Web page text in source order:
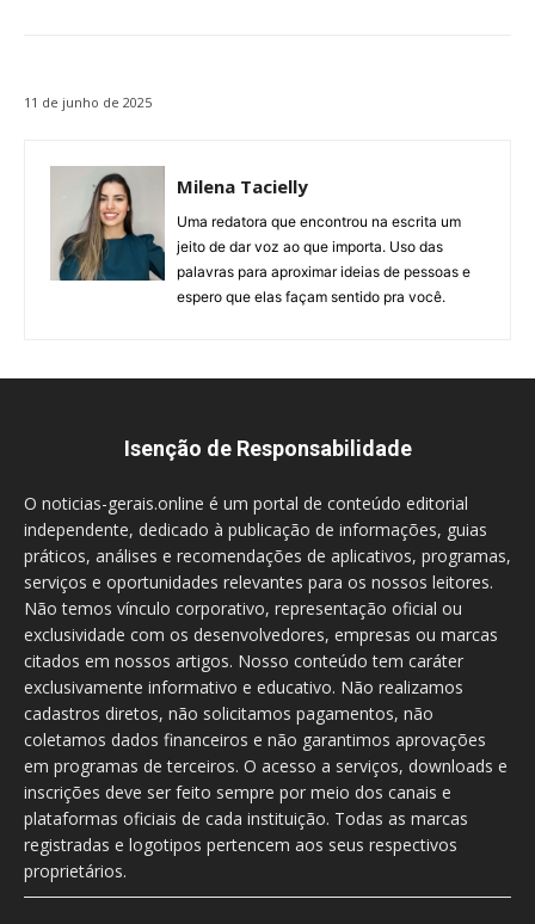
11 de junho de 2025
Milena Tacielly
Uma redatora que encontrou na escrita um
jeito de dar voz ao que importa. Uso das
palavras para aproximar ideias de pessoas e
espero que elas façam sentido pra você.
Isenção de Responsabilidade
O noticias-gerais.online é um portal de conteúdo editorial
independente, dedicado à publicação de informações, guias
práticos, análises e recomendações de aplicativos, programas,
serviços e oportunidades relevantes para os nossos leitores.
Não temos vínculo corporativo, representação oficial ou
exclusividade com os desenvolvedores, empresas ou marcas
citados em nossos artigos. Nosso conteúdo tem caráter
exclusivamente informativo e educativo. Não realizamos
cadastros diretos, não solicitamos pagamentos, não
coletamos dados financeiros e não garantimos aprovações
em programas de terceiros. O acesso a serviços, downloads e
inscrições deve ser feito sempre por meio dos canais e
plataformas oficiais de cada instituição. Todas as marcas
registradas e logotipos pertencem aos seus respectivos
proprietários.